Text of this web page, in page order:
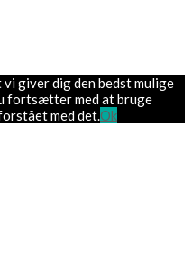
giver dig den bedst mulige
fortsætter med at bruge
med det.Ok